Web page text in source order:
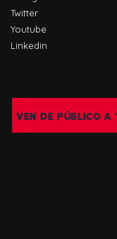
Twitter
Youtube
Linkedin
VEN DE PÚBLICO A